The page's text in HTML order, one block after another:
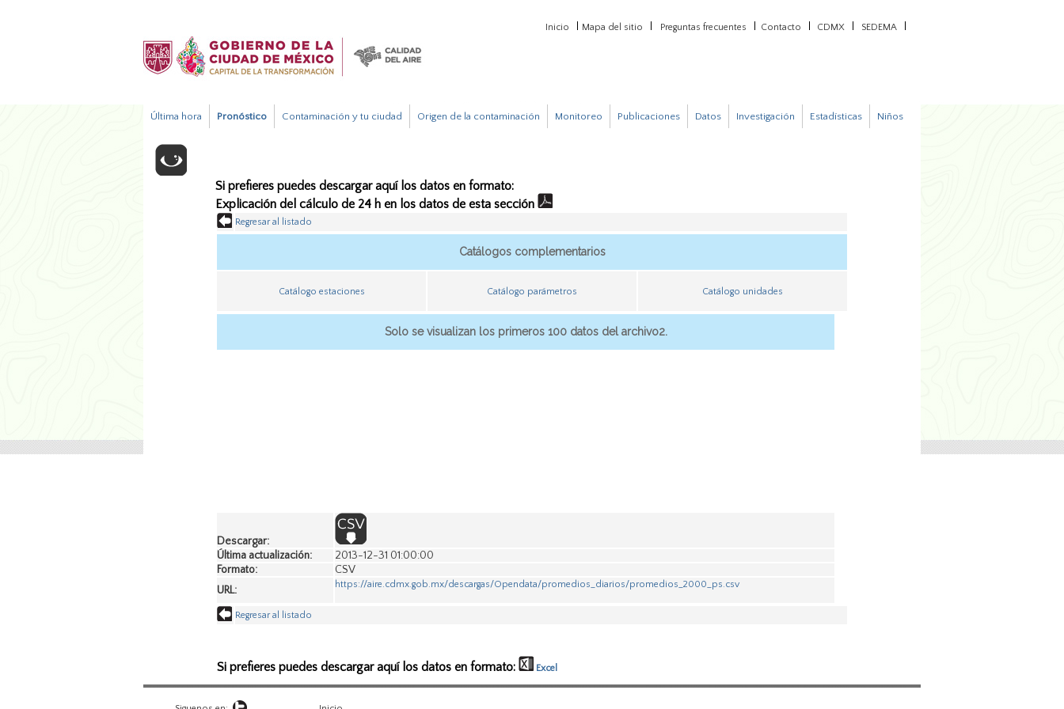
Inicio Mapa del sitio Preguntas frecuentes Contacto CDMX SEDEMA
Última hora Pronóstico Contaminación y tu ciudad Origen de la contaminación Monitoreo Publicaciones Datos Investigación Estadísticas Niños
Si prefieres puedes descargar aquí los datos en formato:
Explicación del cálculo de 24 h en los datos de esta sección
Regresar al listado
Catálogos complementarios
Catálogo estaciones Catálogo parámetros Catálogo unidades
Solo se visualizan los primeros 100 datos del archivo2.
Descargar:
Última actualización:
2013-12-31 01:00:00
Formato:
CSV
URL:
https://aire.cdmx.gob.mx/descargas/Opendata/promedios_diarios/promedios_2000_ps.csv
Regresar al listado
Si prefieres puedes descargar aquí los datos en formato: Excel